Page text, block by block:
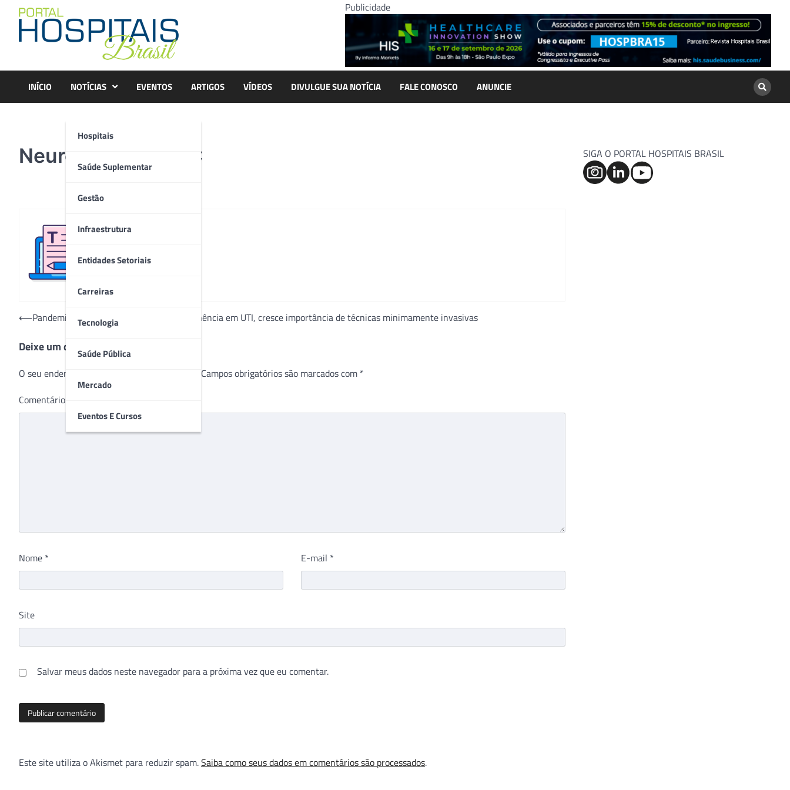
content
Publicidade
INÍCIO NOTÍCIAS
Hospitais
Saúde Suplementar
Gestão
Infraestrutura
Entidades Setoriais
Carreiras
Tecnologia
Saúde Pública
Mercado
Eventos E Cursos
EVENTOS ARTIGOS VÍDEOS DIVULGUE SUA NOTÍCIA FALE CONOSCO ANUNCIE
Neurocirurgia-HUC
Navegação
Post
⟵Pandemia: Para diminuir tempo de permanência em UTI, cresce importância de técnicas minimamente invasivas
Deixe um comentário
O seu endereço de e-mail não será publicado. Campos obrigatórios são marcados com *
Comentário
Nome * E-mail *
Site
Salvar meus dados neste navegador para a próxima vez que eu comentar.
Este site utiliza o Akismet para reduzir spam.Saiba como seus dados em comentários são processados.
SIGA O PORTAL HOSPITAIS BRASIL